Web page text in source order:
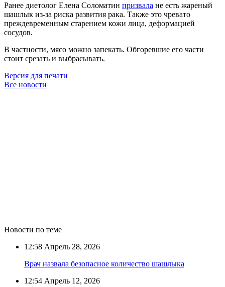
Ранее диетолог Елена Соломатин призвала не есть жареный
шашлык из-за риска развития рака. Также это чревато
преждевременным старением кожи лица, деформацией
сосудов.
В частности, мясо можно запекать. Обгоревшие его части
стоит срезать и выбрасывать.
Версия для печати
Все новости
Новости по теме
12:58 Апрель 28, 2026
Врач назвала безопасное количество шашлыка
12:54 Апрель 12, 2026